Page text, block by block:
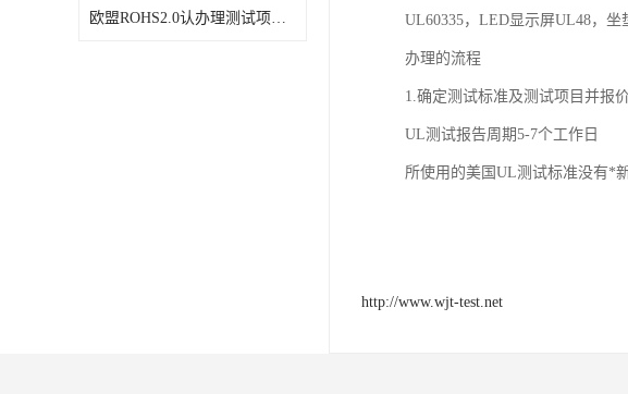
欧盟ROHS2.0认办理测试项目有哪些 UL60335，LED显示屏UL48，
办理的流程
1.确定测试标准及测试项目并报
UL测试报告周期5-7个工作日
所使用的美国UL测试标准没有*
http://www.wjt-test.net